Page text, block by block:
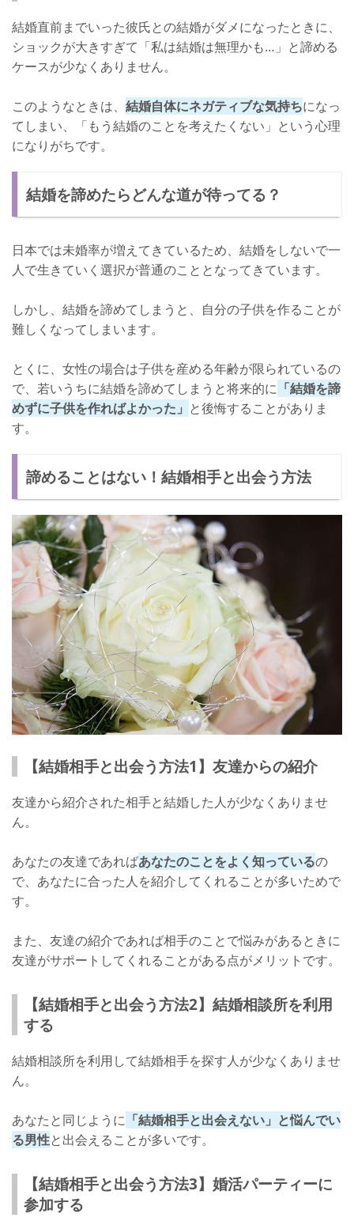
結婚直前までいった彼氏との結婚がダメになったときに、
ショックが大きすぎて「私は結婚は無理かも…」と諦める
ケースが少なくありません。
このようなときは、 結婚自体にネガティブな気持ちになっ
てしまい、「もう結婚のことを考えたくない」という心理
になりがちです。
結婚を諦めたらどんな道が待ってる？
日本では未婚率が増えてきているため、結婚をしないで一
人で生きていく選択が普通のこととなってきています。
しかし、結婚を諦めてしまうと、自分の子供を作ることが
難しくなってしまいます。
とくに、女性の場合は子供を産める年齢が限られているの
で、若いうちに結婚を諦めてしまうと将来的に 「結婚を諦
めずに子供を作ればよかった」 と後悔することがありま
す。
諦めることはない！結婚相手と出会う方法
【結婚相手と出会う方法1】友達からの紹介
友達から紹介された相手と結婚した人が少なくありませ
ん。
あなたの友達であればあなたのことをよく知っているの
で、あなたに合った人を紹介してくれることが多いためで
す。
また、友達の紹介であれば相手のことで悩みがあるときに
友達がサポートしてくれることがある点がメリットです。
【結婚相手と出会う方法2】結婚相談所を利用
する
結婚相談所を利用して結婚相手を探す人が少なくありませ
ん。
あなたと同じように 「結婚相手と出会えない」と悩んでい
る男性と出会えることが多いです。
【結婚相手と出会う方法3】婚活パーティーに
参加する